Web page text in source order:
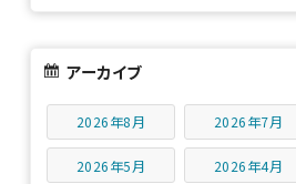
アーカイブ
2026年8月 2026年7月
2026年5月 2026年4月